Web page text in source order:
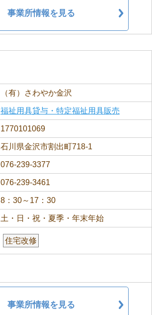
事業所情報を見る
（有）さわやか金沢
福祉用具貸与・特定福祉用具販売
1770101069
石川県金沢市割出町718-1
076-239-3377
076-239-3461
8：30～17：30
土・日・祝・夏季・年末年始
住宅改修
事業所情報を見る